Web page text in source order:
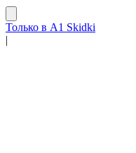
Только в A1 Skidki
|